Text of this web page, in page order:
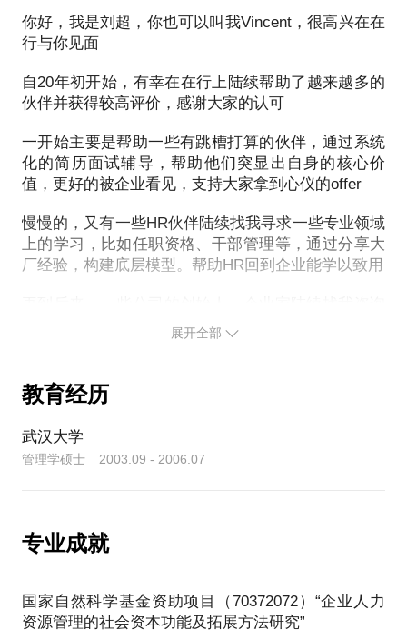
向华为学管理，华为人力资源专家带你，借鉴6重关键
角色，理解5种核心能力，学习2种工作方法，成为合
辅导方法：针对辅导专题（一次聚焦一个专题，四选
一），通过问卷、标准、结构化模板、范例、
Checklist、具体步骤等，实现手把手的教练式辅导。
辅导内容：
（1）解读框架，帮助了解全局；
（2）介绍细节，帮助掌握方法；
当前及未来，经济形势仍将严峻，充满不确定性。好
机会少，竞争激烈，就更需要提前做好经验与能力的
四次辅导，四次蜕变，陪你稳扎稳打，助你职业成
你好，我是刘超，你也可以叫我Vincent，很高兴在在
行与你见面
自20年初开始，有幸在在行上陆续帮助了越来越多的
伙伴并获得较高评价，感谢大家的认可
一开始主要是帮助一些有跳槽打算的伙伴，通过系统
化的简历面试辅导，帮助他们突显出自身的核心价
值，更好的被企业看见，支持大家拿到心仪的offer
慢慢的，又有一些HR伙伴陆续找我寻求一些专业领域
上的学习，比如任职资格、干部管理等，通过分享大
厂经验，构建底层模型。帮助HR回到企业能学以致用
一些企业内部管理上的意见和建议，几次接触下来，
一次不经意的交汇，却能帮助一位伙伴，无论他是一
位职场上的求职者，还是一位HR同行，又或是一位创
业路上的企业家，这中间的快乐是一开始我未曾想到
的
场景下代入了一些变量，管理才会显得复杂。大家缺
的只是一些方法上的点拨，悟到了，就能令人刮目相
本着更进一步的朴素想法，原《简历面试心法》拆解
成了简历和面试两个专题，力求分别用HR和面试官的
展开全部
教育经历
武汉大学
管理学硕士 2003.09 - 2006.07
专业成就
国家自然科学基金资助项目（70372072）“企业人力
资源管理的社会资本功能及拓展方法研究”